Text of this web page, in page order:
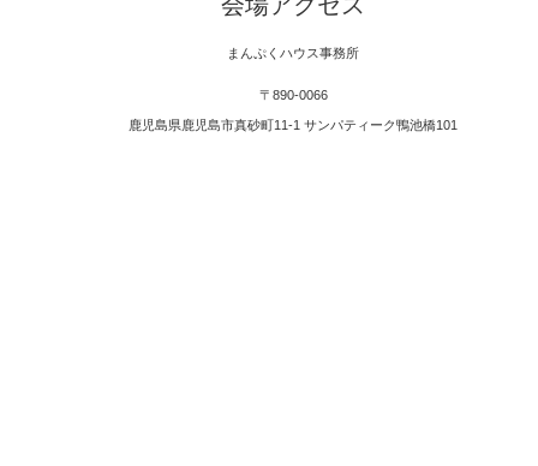
まんぷくハウス事務所
〒890-0066
鹿児島県鹿児島市真砂町11-1 サンパティーク鴨池橋101